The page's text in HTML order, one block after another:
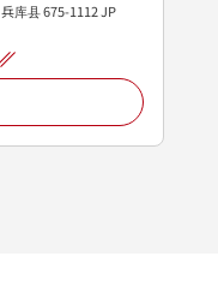
兵库县675-1112JP